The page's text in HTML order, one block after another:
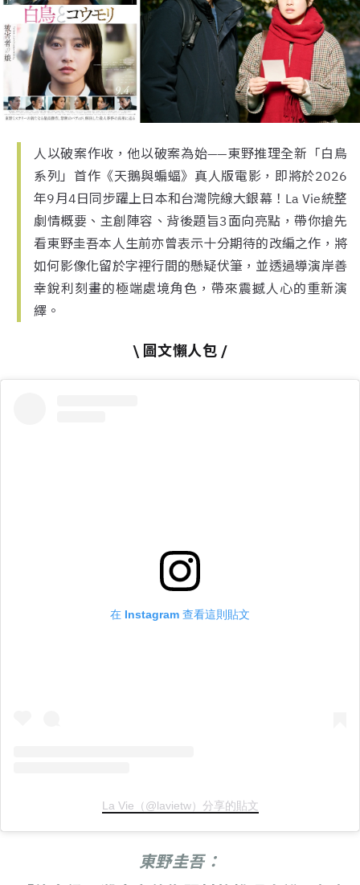
人以破案作收，他以破案為始——東野推理全新「白鳥
系列」首作《天鵝與蝙蝠》真人版電影，即將於2026
年9月4日同步躍上日本和台灣院線大銀幕！La Vie統整
劇情概要、主創陣容、背後題旨3面向亮點，帶你搶先
看東野圭吾本人生前亦曾表示十分期待的改編之作，將
如何影像化留於字裡行間的懸疑伏筆，並透過導演岸善
幸銳利刻畫的極端處境角色，帶來震撼人心的重新演
繹。
\ 圖文懶人包 /
在 Instagram 查看這則貼文
La Vie（@lavietw）分享的貼文
東野圭吾：